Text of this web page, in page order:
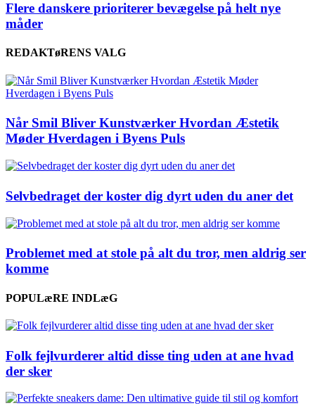
Flere danskere prioriterer bevægelse på helt nye
måder
REDAKTøRENS VALG
Når Smil Bliver Kunstværker Hvordan Æstetik
Møder Hverdagen i Byens Puls
Selvbedraget der koster dig dyrt uden du aner det
Problemet med at stole på alt du tror, men aldrig ser
komme
POPULæRE INDLæG
Folk fejlvurderer altid disse ting uden at ane hvad
der sker